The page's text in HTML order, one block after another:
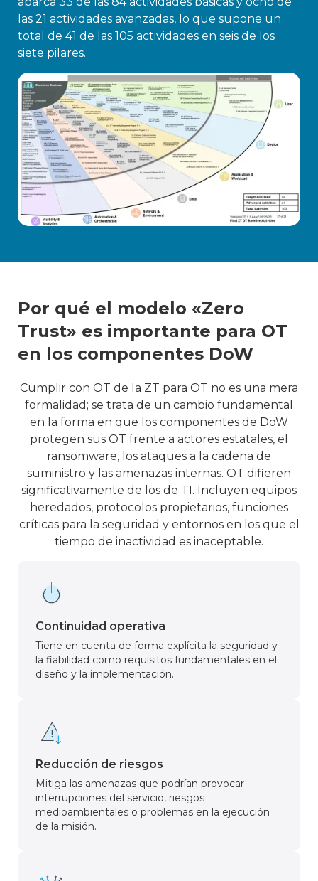
las 21 actividades avanzadas, lo que supone un
total de 41 de las 105 actividades en seis de los
siete pilares.
Por qué el modelo «Zero
Trust» es importante para OT
en los componentes DoW
Cumplir con OT de la ZT para OT no es una mera
formalidad; se trata de un cambio fundamental
en la forma en que los componentes de DoW
protegen sus OT frente a actores estatales, el
ransomware, los ataques a la cadena de
suministro y las amenazas internas. OT difieren
significativamente de los de TI. Incluyen equipos
heredados, protocolos propietarios, funciones
críticas para la seguridad y entornos en los que el
tiempo de inactividad es inaceptable.
Continuidad operativa
Tiene en cuenta de forma explícita la seguridad y
la fiabilidad como requisitos fundamentales en el
diseño y la implementación.
Reducción de riesgos
Mitiga las amenazas que podrían provocar
interrupciones del servicio, riesgos
medioambientales o problemas en la ejecución
de la misión.